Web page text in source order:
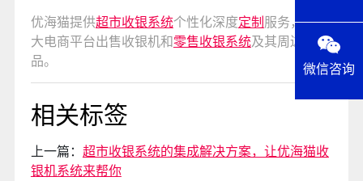
优海猫提供超市收银系统个性化深度定制 服务，在各
大电商平台出售收银机和零售收银系统及其周边产
品。
相关标签
上一篇： 超市收银系统的集成解决方案，让优海猫收
银机系统来帮你
微信咨询